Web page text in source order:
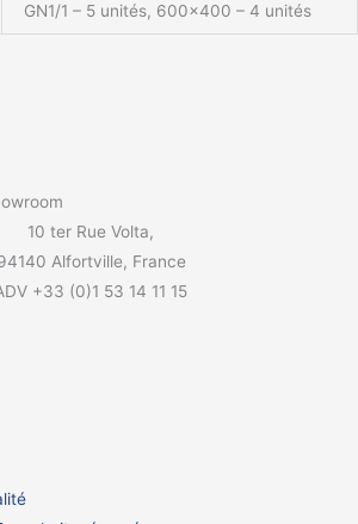
GN1/1 – 5 unités, 600×400 – 4 unités
10 ter Rue Volta,
Alfortville, France
+33 (0)1 53 14 11 15